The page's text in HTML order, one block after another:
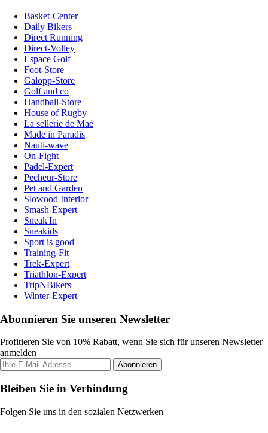
Basket-Center
Daily Bikers
Direct Running
Direct-Volley
Espace Golf
Foot-Store
Galopp-Store
Golf and co
Handball-Store
House of Rugby
La sellerie de Maé
Made in Paradis
Nauti-wave
On-Fight
Padel-Expert
Pecheur-Store
Pet and Garden
Slowood Interior
Smash-Expert
Sneak'In
Sneakids
Sport is good
Training-Fit
Trek-Expert
Triathlon-Expert
TripNBikers
Winter-Expert
Abonnieren Sie unseren Newsletter
Profitieren Sie von 10% Rabatt, wenn Sie sich für unseren Newsletter
anmelden
Abonnieren
Bleiben Sie in Verbindung
Folgen Sie uns in den sozialen Netzwerken